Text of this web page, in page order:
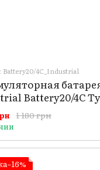
Battery20/4C_Industrial
Battery20/4C
1 180 грн